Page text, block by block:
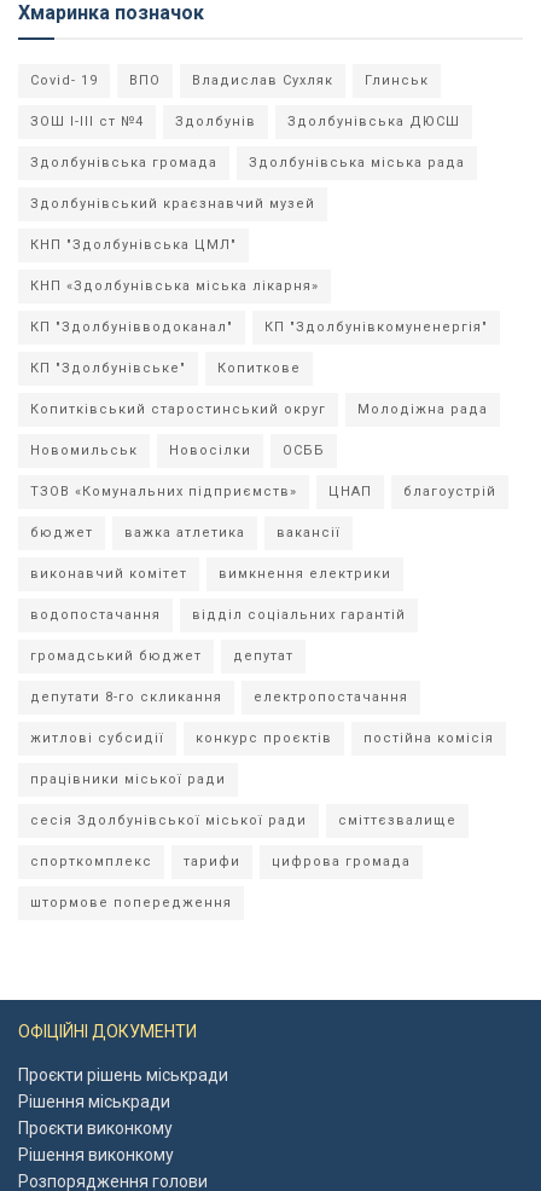
Хмаринка позначок
Covid- 19 ВПО Владислав Сухляк Глинськ
ЗОШ І-ІІІ ст №4 Здолбунів Здолбунівська ДЮСШ
Здолбунівська громада Здолбунівська міська рада
Здолбунівський краєзнавчий музей
КНП "Здолбунівська ЦМЛ"
КНП «Здолбунівська міська лікарня»
КП "Здолбунівводоканал" КП "Здолбунівкомуненергія"
КП "Здолбунівське" Копиткове
Копитківський старостинський округ Молодіжна рада
Новомильськ Новосілки ОСББ
ТЗОВ «Комунальних підприємств» ЦНАП благоустрій
бюджет важка атлетика вакансії
виконавчий комітет вимкнення електрики
водопостачання відділ соціальних гарантій
громадський бюджет депутат
депутати 8-го скликання електропостачання
житлові субсидії конкурс проєктів постійна комісія
працівники міської ради
сесія Здолбунівської міської ради сміттєзвалище
спорткомплекс тарифи цифрова громада
штормове попередження
ОФІЦІЙНІ ДОКУМЕНТИ
Проєкти рішень міськради
Рішення міськради
Проєкти виконкому
Рішення виконкому
Розпорядження голови